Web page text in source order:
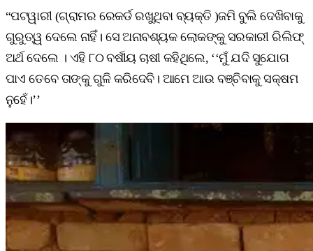
“ପଟୱାରୀ (ଗ୍ରାମର ରେକର୍ଡ ରଖୁଥିବା ବ୍ୟକ୍ତି )ଜମି ବୁଲି ଦେଖିବାକୁ
ଗୁରୁତ୍ୱ ଦେଲେ ନାହିଁ। ସେ ଅନାବଶ୍ୟକ ଲୋକଙ୍କୁ ସରକାରୀ ରିଲିଫ୍
ଅର୍ଥ ଦେଲେ । ଏହି ୮୦ ବର୍ଷୀୟ ଚାଷୀ କହିଥିଲେ, ‘‘ମୁଁ ଯଦି ସୁଯୋଗ
ପାଏ ତେବେ ତାଙ୍କୁ ଗୁଳି କରିଦେବି। ଆମେ ଆଉ ବଞ୍ଚିବାକୁ ସକ୍ଷମ
ନୁହେଁ।’’